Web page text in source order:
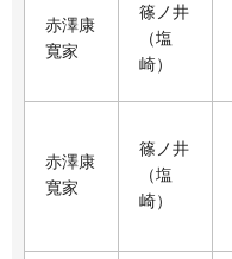
赤澤康
寬家
篠ノ井
（塩
崎）
赤澤康
寬家
篠ノ井
（塩
崎）